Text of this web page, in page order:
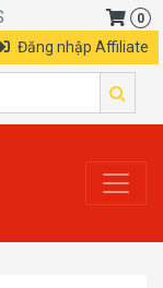
Đăng nhập Affiliate
0